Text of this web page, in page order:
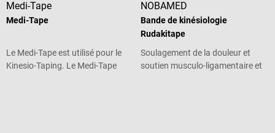
Medi-Tape
Medi-Tape
Le Medi-Tape est utilisé pour le
Kinesio-Taping. Le Medi-Tape
NOBAMED
Bande de kinésiologie
Rudakitape
Soulagement de la douleur et
soutien musculo-ligamentaire et